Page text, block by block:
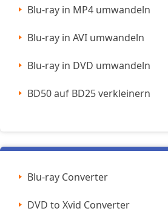
Blu-ray in MP4 umwandeln
Blu-ray in AVI umwandeln
Blu-ray in DVD umwandeln
BD50 auf BD25 verkleinern
Blu-ray Converter
DVD to Xvid Converter